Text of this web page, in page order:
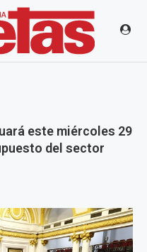
este miércoles 29
del sector